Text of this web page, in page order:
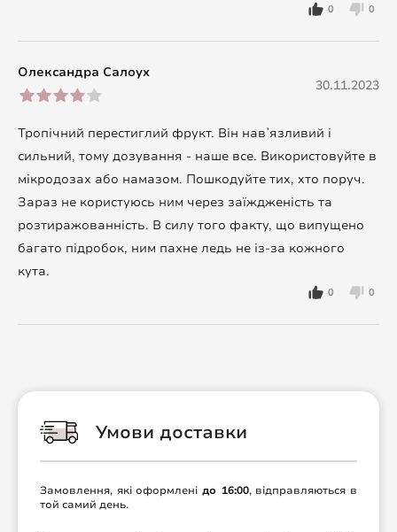
0 0
Олександра Салоух
30.11.2023
Тропічний перестиглий фрукт. Він навʼязливий і
сильний, тому дозування - наше все. Використовуйте в
мікродозах або намазом. Пошкодуйте тих, хто поруч.
Зараз не користуюсь ним через заїждженість та
розтиражованність. В силу того факту, що випущено
багато підробок, ним пахне ледь не із-за кожного
кута.
0 0
Умови доставки
Замовлення, які оформлені до 16:00, відправляються в
той самий день.